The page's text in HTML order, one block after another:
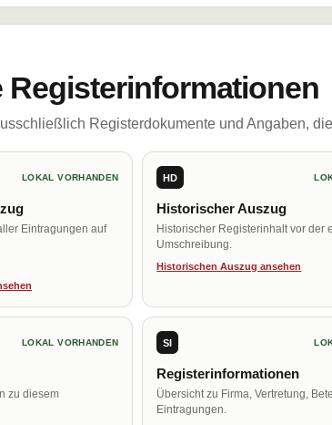
Registerinformationen
Registerdokumente und Angaben,
LOKAL VORHANDEN
Eintragungen auf
HD
Historischer Auszug
Historischer Registerinhalt vor der
Umschreibung.
Historischen Auszug ansehen
LOKAL VORHANDEN
zu diesem
SI
Registerinformationen
Übersicht zu Firma, Vertretung,
Eintragungen.